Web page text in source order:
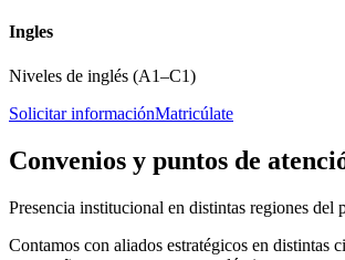
Ingles
Niveles de inglés (A1–C1)
Solicitar informaciónMatricúlate
Convenios y puntos de
Presencia institucional en distintas regiones del
Contamos con aliados estratégicos en distintas